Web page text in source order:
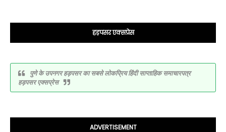
हड़पसर एक्सप्रेस
पुणे के उपनगर हड़पसर का सबसे लोकप्रिय हिंदी साप्ताहिक समाचारपत्र
हड़पसर एक्सप्रेस
ADVERTISEMENT